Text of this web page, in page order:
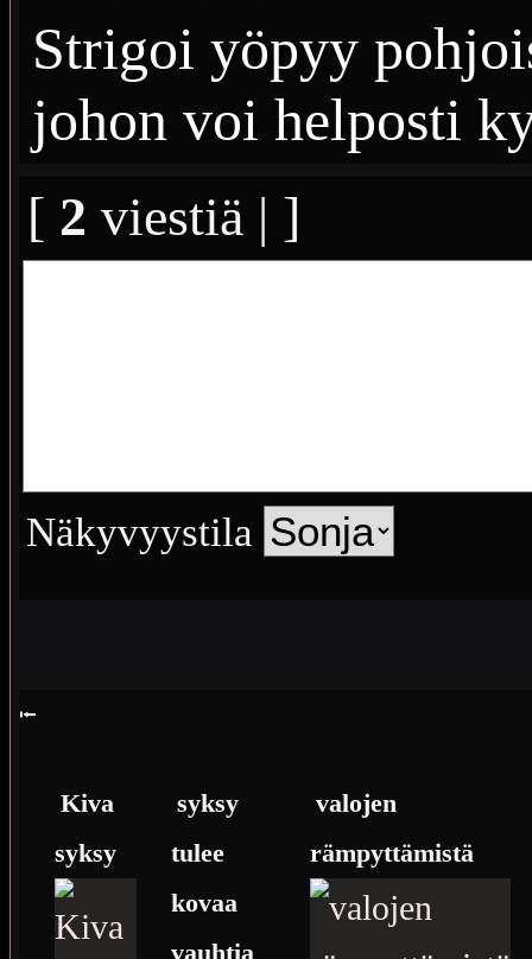
Strigoi yöpyy
johon voi helposti
[ 2 viestiä | ]
Näkyvyystila
⭰
Kiva
syksy
syksy
tulee
kovaa
valojen
rämpyttämistä